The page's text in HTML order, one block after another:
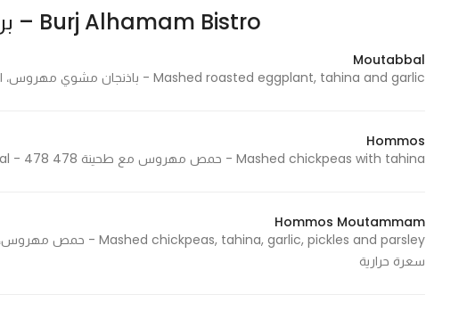
Burj Alhamam Bistro – برج الحمام بيسترو
Moutabbal
Mashed roasted eggplant, tahina and garlic - باذنجان مشوي مهروس، الطحينة والثوم 400 Cal - 400 سعرة حرارية
Hommos
Mashed chickpeas with tahina - حمص مهروس مع طحينة 478 Cal - 478 سعرة حراري
Hommos Moutammam
سعرة حرارية
cookies
are not
needed
function.